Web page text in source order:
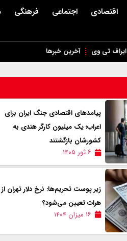
اقتصادی اجتماعی فرهنگی
ایراف تی وی آخرین خبرها
پیامدهای اقتصادی جنگ ایران برای
اعراب؛ یک میلیون کارگر هندی به
کشورشان بازگشتند
۶ ثور ۱۴۰۵
زیر پوست تحریم‌ها: نرخ دلار تهران از
هرات تعیین می‌شود؟
۱۶ میزان ۱۴۰۴